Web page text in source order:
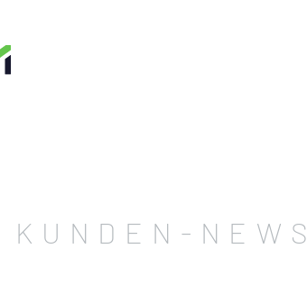
KUNDEN-NEWS